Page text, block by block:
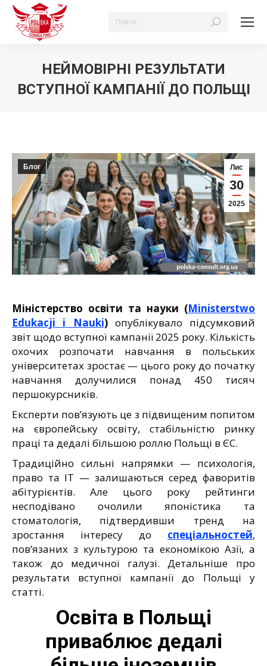
Search:
НЕЙМОВІРНІ РЕЗУЛЬТАТИ
ВСТУПНОЇ КАМПАНІЇ ДО ПОЛЬЩІ
Лис
30
2025
Блог
Міністерство освіти та науки (Ministerstwo
Edukacji i Nauki)опублікувало підсумковий
звіт щодо вступної кампанії 2025 року. Кількість
охочих розпочати навчання в польських
університетах зростає — цього року до початку
навчання долучилися понад 450 тисяч
першокурсників.
Експерти пов’язують це з підвищеним попитом
на європейську освіту, стабільністю ринку
праці та дедалі більшою роллю Польщі в ЄС.
Традиційно сильні напрямки — психологія,
право та IT — залишаються серед фаворитів
абітурієнтів. Але цього року рейтинги
несподівано очолили японістика та
стоматологія, підтвердивши тренд на
зростання інтересу до спеціальностей,
пов’язаних з культурою та економікою Азії, а
також до медичної галузі. Детальніше про
результати вступної кампанії до Польщі у
статті.
Освіта в Польщі
приваблює дедалі